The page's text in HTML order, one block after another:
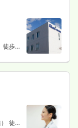
徒歩7
徒歩